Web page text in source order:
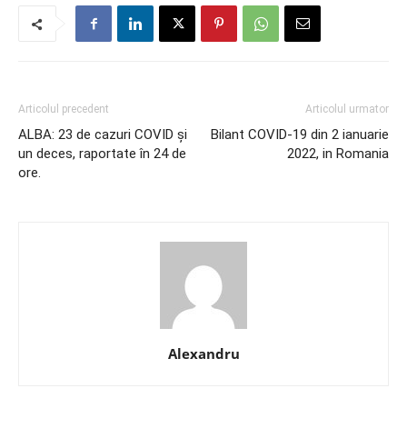
Articolul precedent
ALBA: 23 de cazuri COVID și
un deces, raportate în 24 de
ore.
Articolul urmator
Bilant COVID-19 din 2 ianuarie
2022, in Romania
Alexandru